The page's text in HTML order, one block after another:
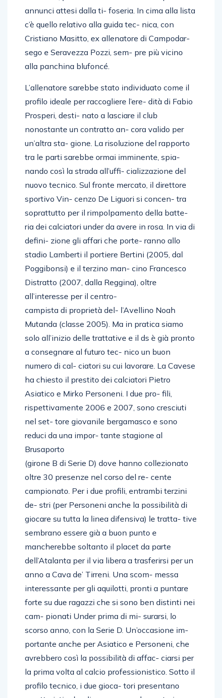
annunci attesi dalla ti- foseria. In cima alla lista
c’è quello relativo alla guida tec- nica, con
Cristiano Masitto, ex allenatore di Campodar-
sego e Seravezza Pozzi, sem- pre più vicino
alla panchina blufoncé.
L’allenatore sarebbe stato individuato come il
profilo ideale per raccogliere l’ere- dità di Fabio
Prosperi, desti- nato a lasciare il club
nonostante un contratto an- cora valido per
un’altra sta- gione. La risoluzione del rapporto
tra le parti sarebbe ormai imminente, spia-
nando così la strada all’uffi- cializzazione del
nuovo tecnico. Sul fronte mercato, il direttore
sportivo Vin- cenzo De Liguori si concen- tra
soprattutto per il rimpolpamento della batte-
ria dei calciatori under da avere in rosa. In via di
defini- zione gli affari che porte- ranno allo
stadio Lamberti il portiere Bertini (2005, dal
Poggibonsi) e il terzino man- cino Francesco
Distratto (2007, dalla Reggina), oltre
all’interesse per il centro-
campista di proprietà del- l’Avellino Noah
Mutanda (classe 2005). Ma in pratica siamo
solo all’inizio delle trattative e il ds è già pronto
a consegnare al futuro tec- nico un buon
numero di cal- ciatori su cui lavorare. La Cavese
ha chiesto il prestito dei calciatori Pietro
Asiatico e Mirko Personeni. I due pro- fili,
rispettivamente 2006 e 2007, sono cresciuti
nel set- tore giovanile bergamasco e sono
reduci da una impor- tante stagione al
Brusaporto
(girone B di Serie D) dove hanno collezionato
oltre 30 presenze nel corso del re- cente
campionato. Per i due profili, entrambi terzini
de- stri (per Personeni anche la possibilità di
giocare su tutta la linea difensiva) le tratta- tive
sembrano essere già a buon punto e
mancherebbe soltanto il placet da parte
dell’Atalanta per il via libera a trasferirsi per un
anno a Cava de’ Tirreni. Una scom- messa
interessante per gli aquilotti, pronti a puntare
forte su due ragazzi che si sono ben distinti nei
cam- pionati Under prima di mi- surarsi, lo
scorso anno, con la Serie D. Un’occasione im-
portante anche per Asiatico e Personeni, che
avrebbero così la possibilità di affac- ciarsi per
la prima volta al calcio professionistico. Sotto il
profilo tecnico, i due gioca- tori presentano